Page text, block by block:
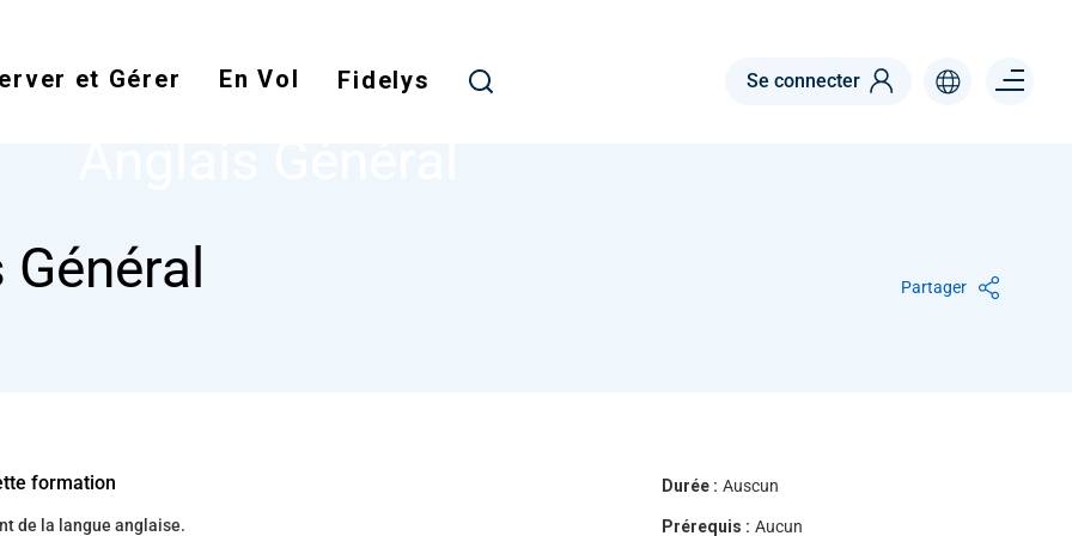
main
et Gérer En Vol Fidelys Se connecter Menu right
NODE ANGLAIS GÉNÉRAL
Partager
formation
de la langue anglaise.
Durée : Auscun
Prérequis : Aucun